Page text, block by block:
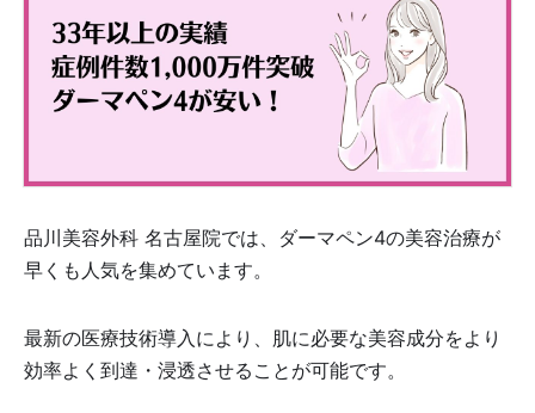
品川美容外科 名古屋院では、ダーマペン4の美容治療が
早くも人気を集めています。
最新の医療技術導入により、肌に必要な美容成分をより
効率よく到達・浸透させることが可能です。